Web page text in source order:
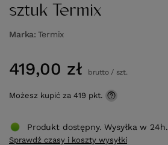
sztuk Termix
Marka Termix
419,00 zł brutto/ szt.
Możesz kupić za 419 pkt.
Produkt dostępny. Wysyłka w 24h.
Sprawdź czasy i koszty wysyłki